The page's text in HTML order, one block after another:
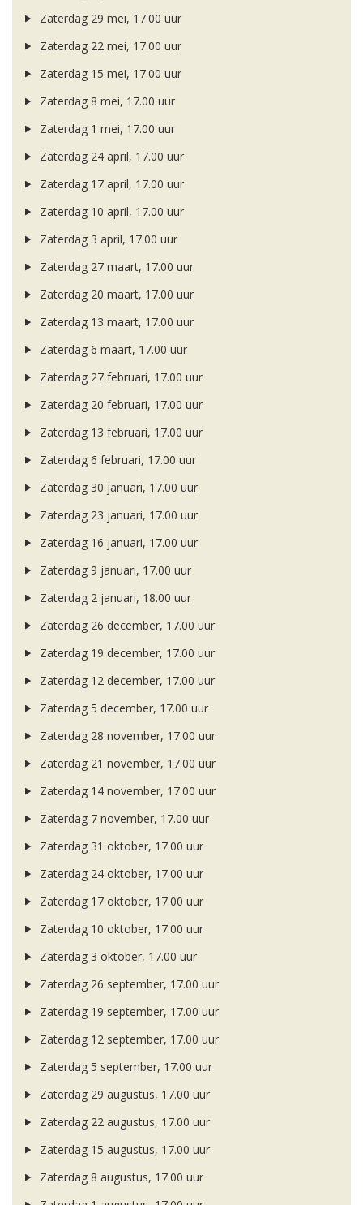
Zaterdag 29 mei, 17.00 uur
Zaterdag 22 mei, 17.00 uur
Zaterdag 15 mei, 17.00 uur
Zaterdag 8 mei, 17.00 uur
Zaterdag 1 mei, 17.00 uur
Zaterdag 24 april, 17.00 uur
Zaterdag 17 april, 17.00 uur
Zaterdag 10 april, 17.00 uur
Zaterdag 3 april, 17.00 uur
Zaterdag 27 maart, 17.00 uur
Zaterdag 20 maart, 17.00 uur
Zaterdag 13 maart, 17.00 uur
Zaterdag 6 maart, 17.00 uur
Zaterdag 27 februari, 17.00 uur
Zaterdag 20 februari, 17.00 uur
Zaterdag 13 februari, 17.00 uur
Zaterdag 6 februari, 17.00 uur
Zaterdag 30 januari, 17.00 uur
Zaterdag 23 januari, 17.00 uur
Zaterdag 16 januari, 17.00 uur
Zaterdag 9 januari, 17.00 uur
Zaterdag 2 januari, 18.00 uur
Zaterdag 26 december, 17.00 uur
Zaterdag 19 december, 17.00 uur
Zaterdag 12 december, 17.00 uur
Zaterdag 5 december, 17.00 uur
Zaterdag 28 november, 17.00 uur
Zaterdag 21 november, 17.00 uur
Zaterdag 14 november, 17.00 uur
Zaterdag 7 november, 17.00 uur
Zaterdag 31 oktober, 17.00 uur
Zaterdag 24 oktober, 17.00 uur
Zaterdag 17 oktober, 17.00 uur
Zaterdag 10 oktober, 17.00 uur
Zaterdag 3 oktober, 17.00 uur
Zaterdag 26 september, 17.00 uur
Zaterdag 19 september, 17.00 uur
Zaterdag 12 september, 17.00 uur
Zaterdag 5 september, 17.00 uur
Zaterdag 29 augustus, 17.00 uur
Zaterdag 22 augustus, 17.00 uur
Zaterdag 15 augustus, 17.00 uur
Zaterdag 8 augustus, 17.00 uur